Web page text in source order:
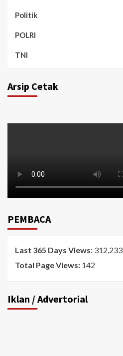
Politik
POLRI
TNI
Arsip Cetak
PEMBACA
Last 365 Days Views: 312,233
Total Page Views: 142
Iklan / Advertorial